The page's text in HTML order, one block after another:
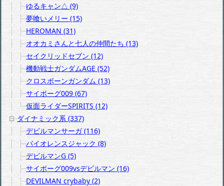
ゆるキャン△ (9)
夢喰いメリー (15)
HEROMAN (31)
オオカミさんと七人の仲間たち (13)
セイクリッドセブン (12)
機動戦士ガンダムAGE (52)
クロスボーンガンダム (13)
サイボーグ009 (67)
仮面ライダーSPIRITS (12)
ダイナミック系 (337)
デビルマンサーガ (116)
バイオレンスジャック (8)
デビルマンG (5)
サイボーグ009vsデビルマン (16)
DEVILMAN crybaby (2)